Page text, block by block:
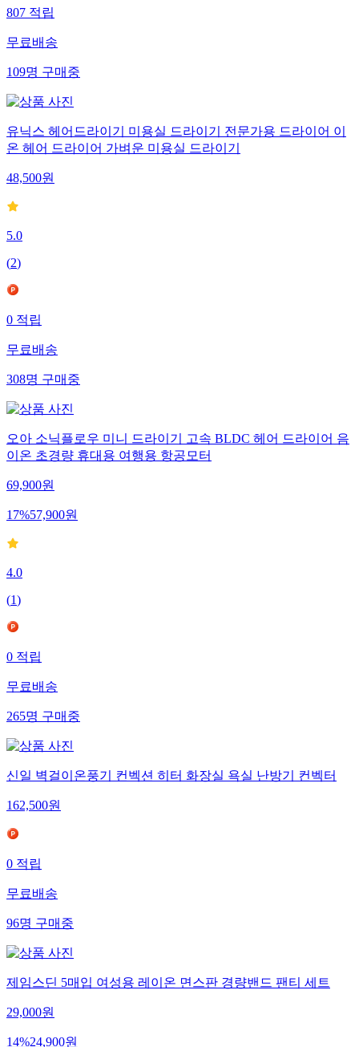
807적립
무료배송
109명구매중
유닉스 헤어드라이기 미용실 드라이기 전문가용 드라이어 이
온 헤어 드라이어 가벼운 미용실 드라이기
48,500원
5.0
(2)
0적립
무료배송
308명구매중
오아 소닉플로우 미니 드라이기 고속 BLDC 헤어 드라이어 음
이온 초경량 휴대용 여행용 항공모터
69,900원
17%57,900원
4.0
(1)
0적립
무료배송
265명구매중
신일 벽걸이온풍기 컨벡션 히터 화장실 욕실 난방기 컨벡터
162,500원
0적립
무료배송
96명구매중
제임스딘 5매입 여성용 레이온 면스판 경량밴드 팬티 세트
29,000원